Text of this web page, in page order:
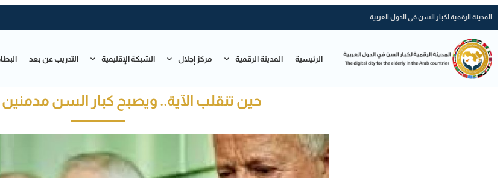
المدينة الرقمية لكبار السن في الدول العربية
الرئيسية المدينة الرقمية مركز إجلال الشبكة الإقليمية التدريب عن بعد
حين تنقلب الآية.. ويصبح كبار السن مدمنين